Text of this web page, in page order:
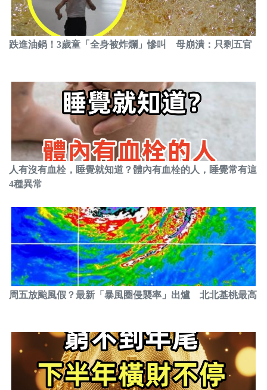
跌進油鍋！3歲童「全身被炸爛」慘叫 母崩潰：只剩五官
人有沒有血栓，睡覺就知道？體內有血栓的人，睡覺常有這
4種異常
周五放颱風假？最新「暴風圈侵襲率」出爐 北北基桃最高